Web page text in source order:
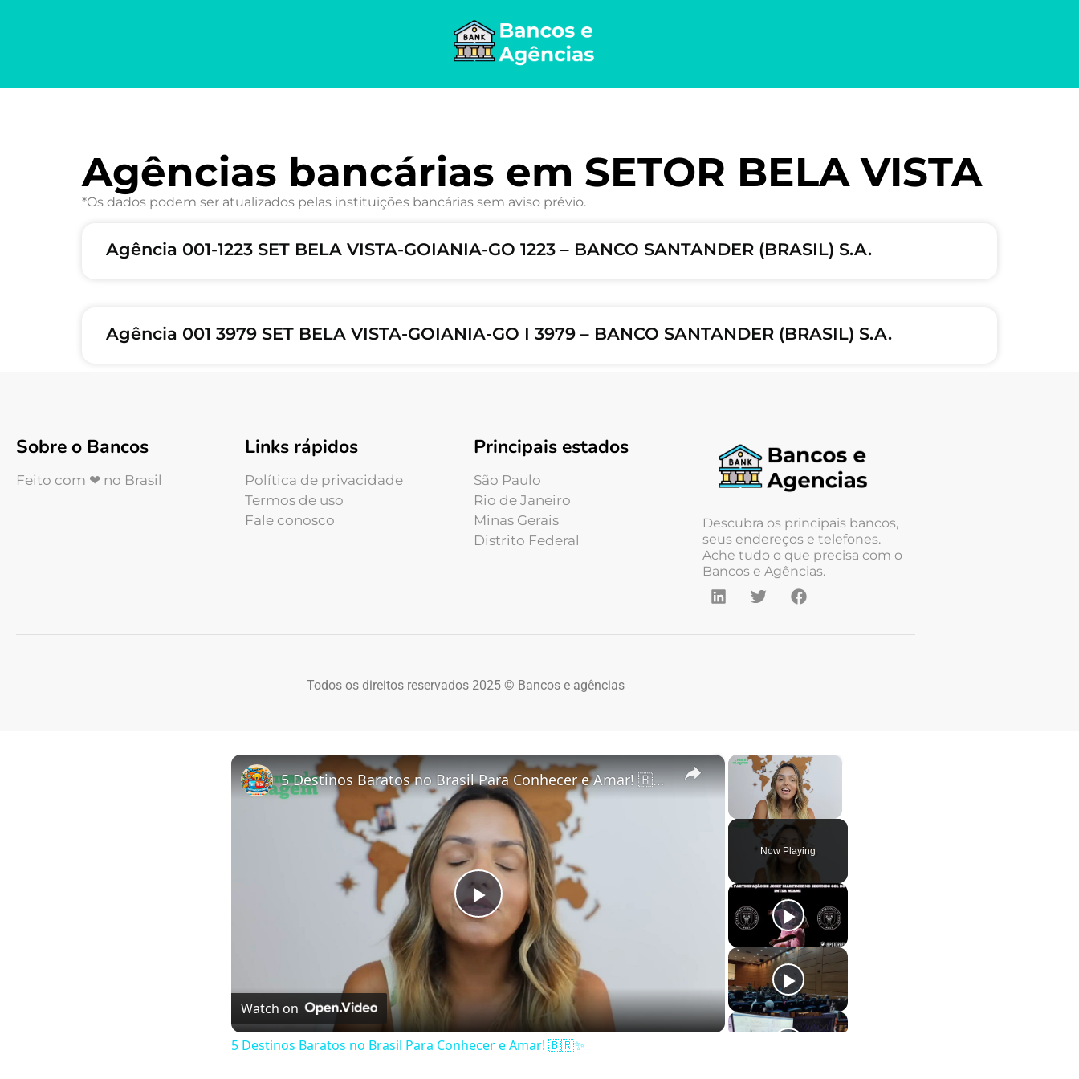
Agências bancárias em SETOR BELA VISTA
*Os dados podem ser atualizados pelas instituições bancárias sem aviso prévio.
Agência 001-1223 SET BELA VISTA-GOIANIA-GO 1223 – BANCO SANTANDER (BRASIL) S.A.
Agência 001 3979 SET BELA VISTA-GOIANIA-GO I 3979 – BANCO SANTANDER (BRASIL) S.A.
Sobre o Bancos
Feito com ❤ no Brasil
Links rápidos
Política de privacidade
Termos de uso
Fale conosco
Principais estados
São Paulo
Rio de Janeiro
Minas Gerais
Distrito Federal
Descubra os principais bancos,
seus endereços e telefones.
Ache tudo o que precisa com o
Bancos e Agências.
Todos os direitos reservados 2025 © Bancos e agências
×
Unmute
Now Playing
×
Play Video
5 Destinos Baratos no Brasil Para Conhecer e Amar! 🇧🇷✨
Watch on
5 Destinos Baratos no Brasil Para Conhecer e Amar! 🇧🇷✨